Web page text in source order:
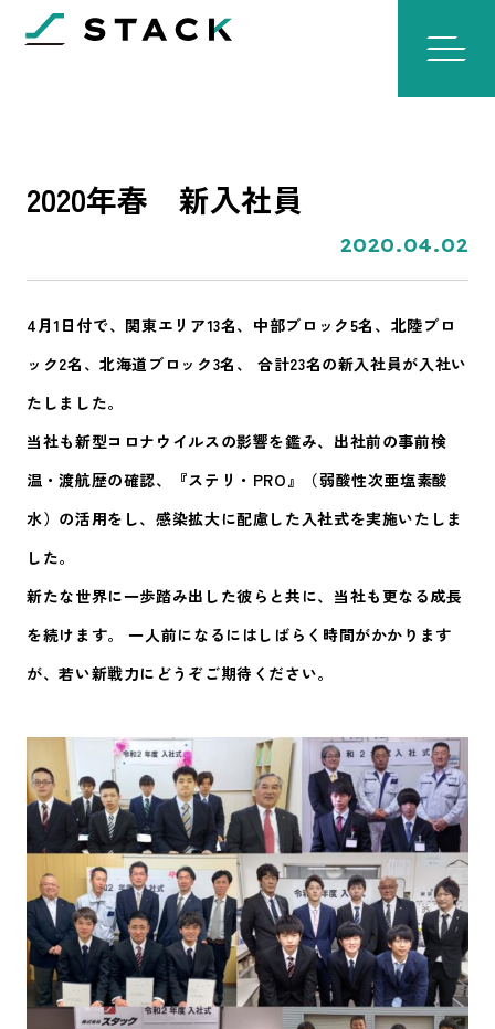
2020年春 新入社員
2020.04.02
4月1日付で、関東エリア13名、中部ブロック5名、北陸ブロ
ック2名、北海道ブロック3名、 合計23名の新入社員が入社い
たしました。
当社も新型コロナウイルスの影響を鑑み、出社前の事前検
温・渡航歴の確認、『ステリ・PRO』（弱酸性次亜塩素酸
水）の活用をし、感染拡大に配慮した入社式を実施いたしま
した。
新たな世界に一歩踏み出した彼らと共に、当社も更なる成長
を続けます。 一人前になるにはしばらく時間がかかります
が、若い新戦力にどうぞご期待ください。